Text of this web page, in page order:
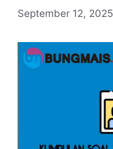
September 12, 2025